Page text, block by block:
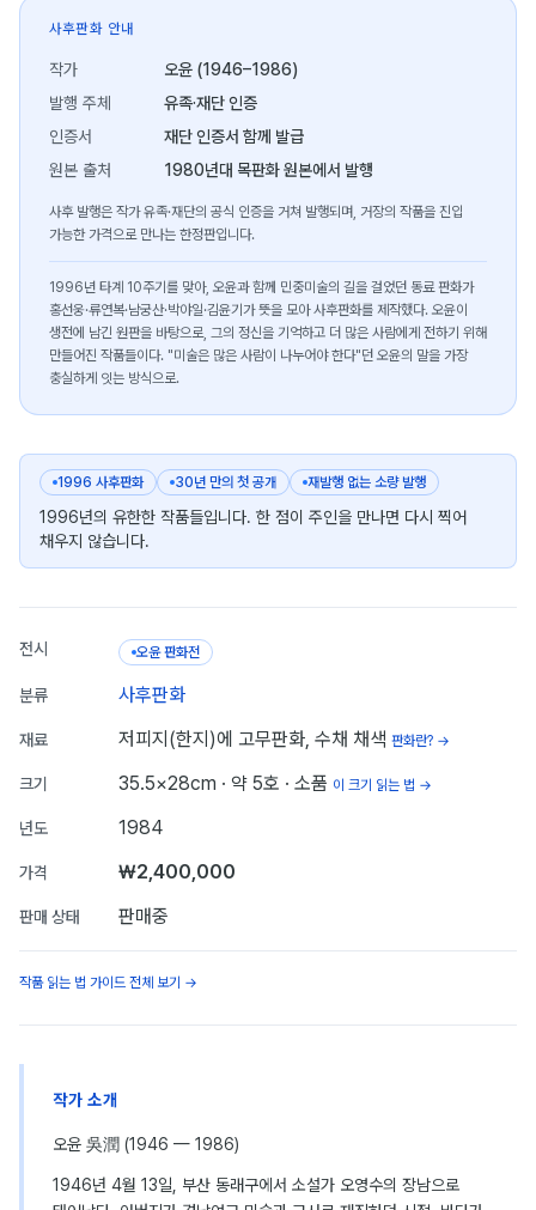
사후판화 안내
작가
오윤 (1946–1986)
발행 주체
유족·재단 인증
인증서
재단 인증서 함께 발급
원본 출처
1980년대 목판화 원본에서 발행
사후 발행은 작가 유족·재단의 공식 인증을 거쳐 발행되며, 거장의 작품을 진입
가능한 가격으로 만나는 한정판입니다.
1996년 타계 10주기를 맞아, 오윤과 함께 민중미술의 길을 걸었던 동료 판화가
홍선웅·류연복·남궁산·박야일·김윤기가 뜻을 모아 사후판화를 제작했다. 오윤이
생전에 남긴 원판을 바탕으로, 그의 정신을 기억하고 더 많은 사람에게 전하기 위해
만들어진 작품들이다. "미술은 많은 사람이 나누어야 한다"던 오윤의 말을 가장
충실하게 잇는 방식으로.
1996 사후판화 30년 만의 첫 공개 재발행 없는 소량 발행
1996년의 유한한 작품들입니다. 한 점이 주인을 만나면 다시 찍어
채우지 않습니다.
전시 오윤 판화전
분류 사후판화
재료 저피지(한지)에 고무판화, 수채 채색 판화란? →
크기 35.5×28cm · 약 5호 · 소품 이 크기 읽는 법 →
년도 1984
가격 ₩2,400,000
판매 상태 판매중
작품 읽는 법 가이드 전체 보기 →
작가 소개
오윤 吳潤 (1946 — 1986)
1946년 4월 13일, 부산 동래구에서 소설가 오영수의 장남으로